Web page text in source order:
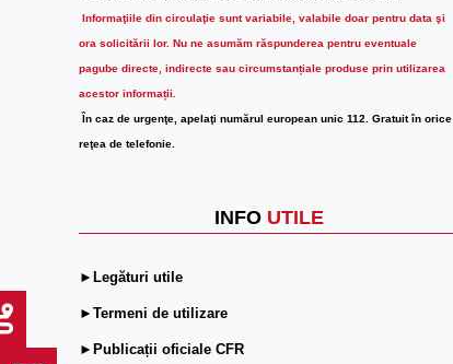
Informaţiile din circulaţie sunt variabile, valabile doar pentru data şi
ora solicitării lor. Nu ne asumăm răspunderea pentru eventuale
pagube directe, indirecte sau circumstanțiale produse prin utilizarea
acestor informații.
În caz de urgenţe, apelaţi numărul european unic 112. Gratuit în orice
reţea de telefonie.
INFO UTILE
►Legături utile
►Termeni de utilizare
►Publicații oficiale CFR